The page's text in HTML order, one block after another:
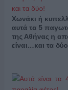
Χωνάκι ή
αυτά τα 5
της Αθήνας η
είναι…και τα